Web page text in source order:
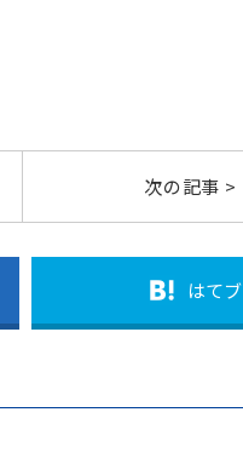
次の記事 >
はてブ